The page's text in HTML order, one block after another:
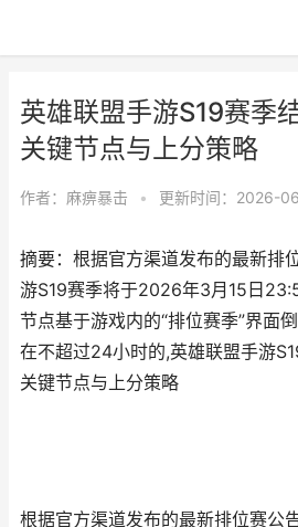
英雄联盟手游S19赛季
关键节点与上分策略
作者： 麻痹暴击 • 更新时间：2026-
摘要：根据官方渠道发布的最新排
游S19赛季将于2026年3月15日
节点基于游戏内的“排位赛季”界面
在不超过24小时的,英雄联盟手游
关键节点与上分策略
根据官方渠道发布的最新排位赛公告